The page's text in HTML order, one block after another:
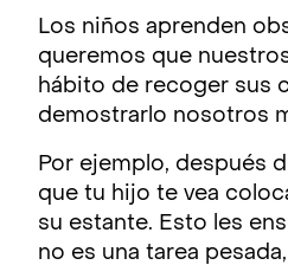
Los niños aprenden
queremos que
hábito de recoger sus
demostrarlo nosotros
Por ejemplo, después
que tu hijo te vea
su estante. Esto les
no es una tarea